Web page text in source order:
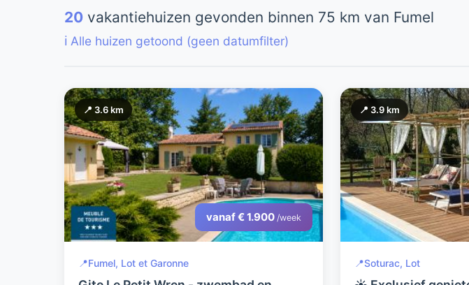
20 vakantiehuizen gevonden binnen 75 km van Fumel
ℹ️ Alle huizen getoond (geen datumfilter)
📍 3.6 km
vanaf € 1.900 /week
📍Fumel, Lot et Garonne
📍 3.9 km
📍Soturac, Lot